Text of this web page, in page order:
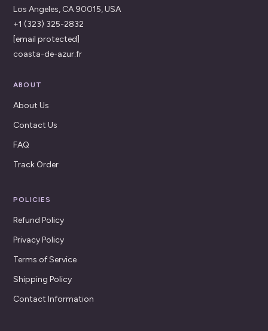
Los Angeles, CA 90015, USA
+1 (323) 325-2832
[email protected]
coasta-de-azur.fr
ABOUT
About Us
Contact Us
FAQ
Track Order
POLICIES
Refund Policy
Privacy Policy
Terms of Service
Shipping Policy
Contact Information